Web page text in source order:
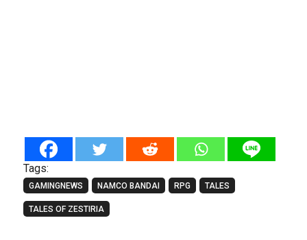
Tags:
GAMINGNEWS NAMCO BANDAI RPG TALES
TALES OF ZESTIRIA